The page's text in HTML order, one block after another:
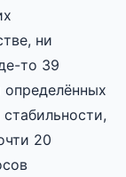
ни
то 39
20